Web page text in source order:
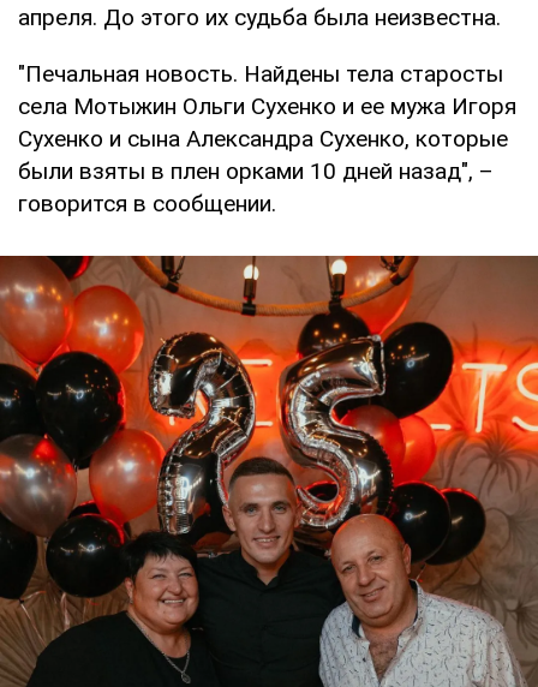
апреля. До этого их судьба была неизвестна.
"Печальная новость. Найдены тела старосты
села Мотыжин Ольги Сухенко и ее мужа Игоря
Сухенко и сына Александра Сухенко, которые
были взяты в плен орками 10 дней назад", –
говорится в сообщении.